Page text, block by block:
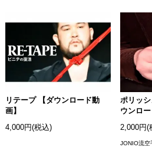
リテープ 【ダウンロード動
画】
4,000円(税込)
ポリッ
ウンロー
2,000円(
JONIO流空